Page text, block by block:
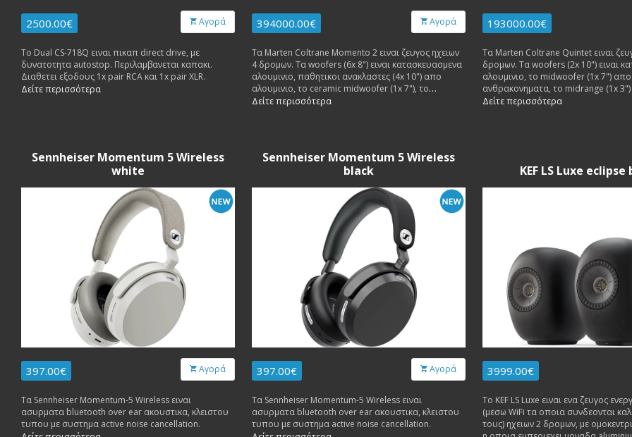
2500.00€ Αγορά
Το Dual CS-718Q ειναι πικαπ direct drive, με
δυνατοτητα autostop. Περιλαμβανεται καπακι.
Διαθετει εξοδους 1x pair RCA και 1x pair XLR.
Δείτε περισσότερα
394000.00€ Αγορά
Τα Marten Coltrane Momento 2 ειναι ζευγος ηχειων
4 δρομων. Τα woofers (6x 8") ειναι κατασκευασμενα
αλουμινιο, παθητικοι ανακλαστες (4x 10") απο
αλουμινιο, το ceramic midwoofer (1x 7"), το
midrange (1x 2") διαμαντενιου θολου και το tweeter
Δείτε περισσότερα
193000.00€
Τα Marten Coltrane Quintet ειναι
δρομων. Τα woofers (2x 10") ειναι
αλουμινιο, το midwoofer (1x 7") απο
ανθρακονηματα, το midrange (1x
και το tweeter (1x 1") ειναι
Δείτε περισσότερα
Sennheiser Momentum 5 Wireless
white
397.00€ Αγορά
Τα Sennheiser Momentum-5 Wireless ειναι
ασυρματα bluetooth over ear ακουστικα, κλειστου
τυπου με συστημα active noise cancellation.
Sennheiser Momentum 5 Wireless
black
397.00€ Αγορά
Τα Sennheiser Momentum-5 Wireless ειναι
ασυρματα bluetooth over ear ακουστικα, κλειστου
τυπου με συστημα active noise cancellation.
KEF LS Luxe eclipse
3999.00€
Το KEF LS Luxe ειναι ενα ζευγος
(μεσω WiFi τα οποια συνδεονται
τους) ηχειων 2 δρομων, με